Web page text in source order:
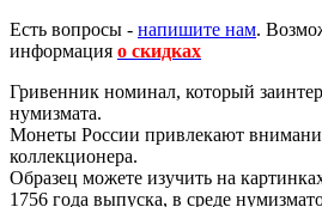
Есть вопросы - напишите нам.
информация о скидках
Гривенник номинал, который
нумизмата.
Монеты России привлекают
коллекционера.
Образец можете изучить на
1756 года выпуска, в среде